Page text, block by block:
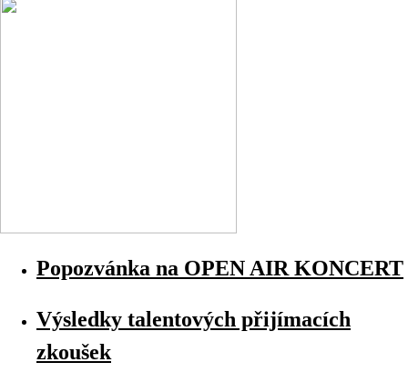
Popozvánka na OPEN AIR KONCERT
Výsledky talentových přijímacích
zkoušek